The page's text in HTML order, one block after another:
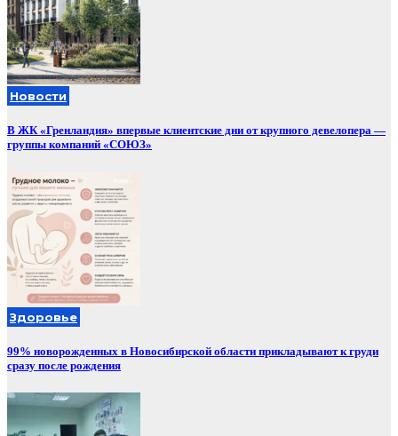
Новости
В ЖК «Гренландия» впервые клиентские дни от крупного девелопера —
группы компаний «СОЮЗ»
Здоровье
99% новорожденных в Новосибирской области прикладывают к груди
сразу после рождения